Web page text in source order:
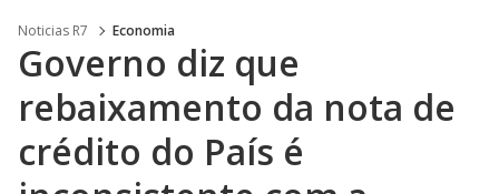
Noticias R7 Economia
Governo diz que
rebaixamento da nota de
crédito do País é